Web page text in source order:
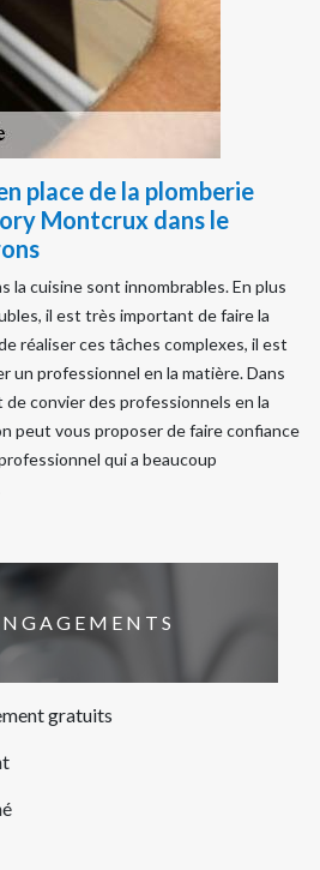
place de la plomberie
Montcrux dans le
la cuisine sont innombrables. En plus
il est très important de faire la
réaliser ces tâches complexes, il est
professionnel en la matière. Dans
convier des professionnels en la
peut vous proposer de faire confiance
qui a beaucoup
gratuits